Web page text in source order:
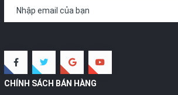
CHÍNH SÁCH BÁN HÀNG